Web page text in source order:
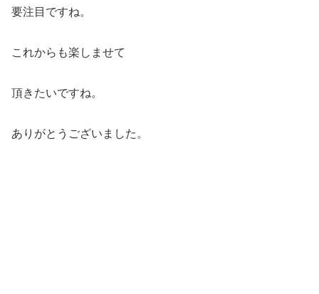
要注目ですね。
これからも楽しませて
頂きたいですね。
ありがとうございました。